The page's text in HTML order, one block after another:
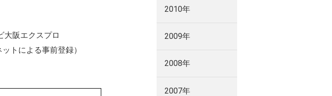
大阪エクスプロ
トによる事前登録）
2010年
2009年
2008年
2007年